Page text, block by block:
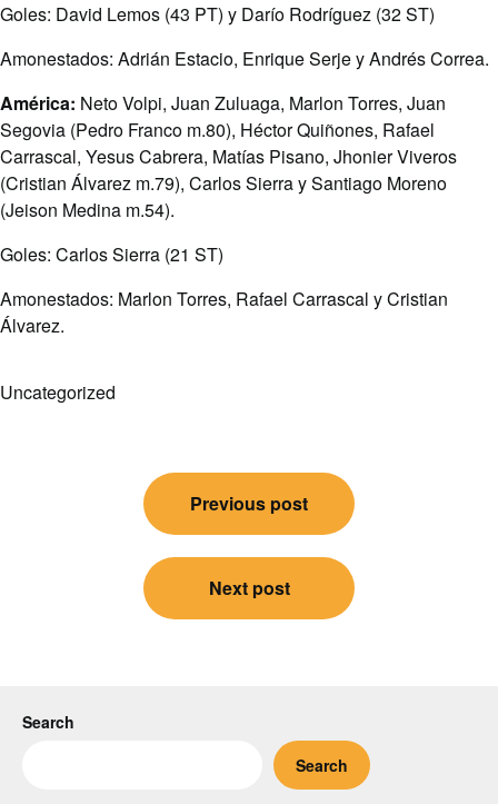
Goles: David Lemos (43 PT) y Darío Rodríguez (32 ST)
Amonestados: Adrián Estacio, Enrique Serje y Andrés Correa.
América: Neto Volpi, Juan Zuluaga, Marlon Torres, Juan
Segovia (Pedro Franco m.80), Héctor Quiñones, Rafael
Carrascal, Yesus Cabrera, Matías Pisano, Jhonier Viveros
(Cristian Álvarez m.79), Carlos Sierra y Santiago Moreno
(Jeison Medina m.54).
Goles: Carlos Sierra (21 ST)
Amonestados: Marlon Torres, Rafael Carrascal y Cristian
Álvarez.
Uncategorized
Previous post
Next post
Search
Search